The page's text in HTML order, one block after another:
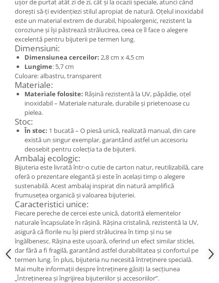
Cercei
Suport bijuterii
Bijuterii cu cristale naturale
Colier / Pandantiv
Cercei
Brățară
Set bijuterii
Bijuterii din lemn
Colier / Pandantiv
Cercei
Set bijuterii
Brățară
Bijuterii fără metal
Brățară
Bijuterii - Alte
Suport bijuterii
Semn de carte
Accesorii
Produse personalizate (mărturii)
Produse zero waste
Săculeț de depozitare pentru pâine
ușor de purtat atât zi de zi, cât și la ocazii speciale, atunci când
dorești să-ți evidențiezi stilul apropiat de natură. Oțelul inoxidabil
este un material extrem de durabil, hipoalergenic, rezistent la
coroziune și își păstrează strălucirea, ceea ce îl face o alegere
excelentă pentru bijuterii pe termen lung.
Dimensiuni:
Dimensiunea cerceilor: 2,8 cm x 4,5 cm
Lungime: 5,7 cm
Culoare: albastru, transparent
Materiale:
Materiale folosite: Rășină rezistentă la UV, păpădie, oțel
inoxidabil – Materiale naturale, durabile și prietenoase cu
pielea.
Stoc:
În stoc: 1 bucată – O piesă unică, realizată manual, din care
există un singur exemplar, garantând astfel un accesoriu
deosebit pentru colecția ta de bijuterii.
Ambalaj ecologic:
Bijuteria este livrată într-o cutie de carton natur, reutilizabilă, care
oferă o prezentare elegantă și este în același timp o alegere
sustenabilă. Acest ambalaj inspirat din natură amplifică
frumusețea organică și valoarea bijuteriei.
Caracteristici unice:
Fiecare pereche de cercei este unică, datorită elementelor
naturale încapsulate în rășină. Rășina cristalină, rezistentă la UV,
asigură că florile nu își pierd strălucirea în timp și nu se
îngălbenesc. Rășina este ușoară, oferind un efect similar sticlei,
dar fără a fi fragilă, garantând astfel durabilitatea și confortul pe
termen lung. În plus, bijuteria nu necesită întreținere specială.
Mai multe informații despre întreținere găsiți la secțiunea
„Întreținerea și îngrijirea bijuteriilor și accesoriilor”.